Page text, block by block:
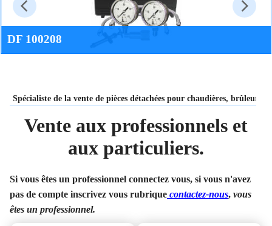
DF 100208
Promo 71.17 euros TTC
Spécialiste de la vente de pièces détachées pour chaudières,
Vente aux professionnels et
aux particuliers.
Si vous êtes un professionnel connectez vous, si vous n'avez
pas de compte inscrivez vous rubrique contactez-nous, vous
êtes un professionnel.